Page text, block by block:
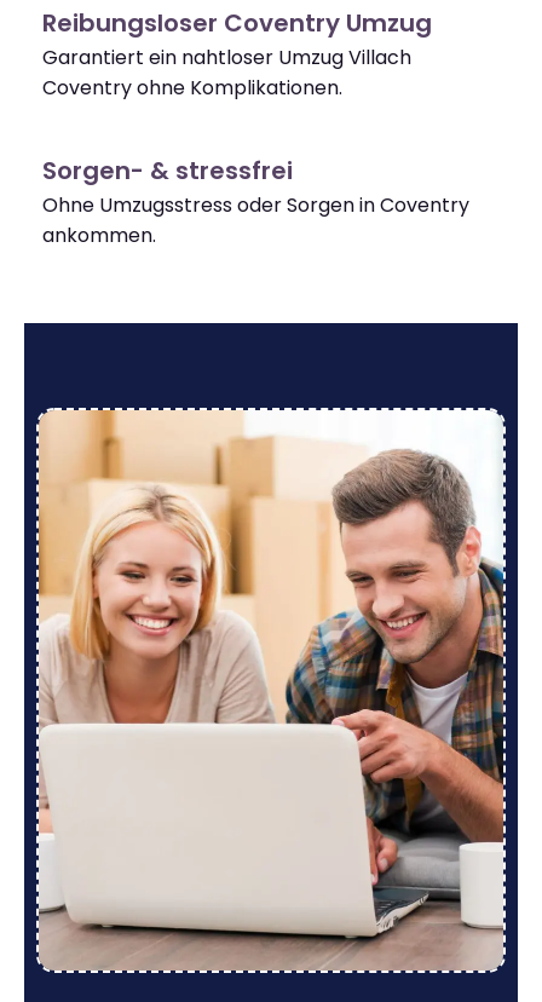
Reibungsloser Coventry Umzug
Garantiert ein nahtloser Umzug Villach
Coventry ohne Komplikationen.
Sorgen- & stressfrei
Ohne Umzugsstress oder Sorgen in Coventry
ankommen.